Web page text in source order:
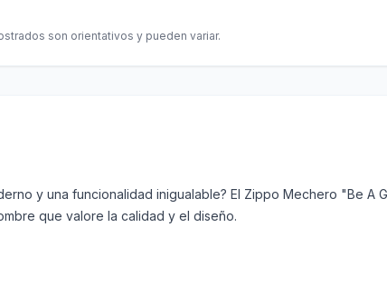
son orientativos y pueden variar.
y una funcionalidad inigualable? El Zippo Mechero "Be A
que valore la calidad y el diseño.